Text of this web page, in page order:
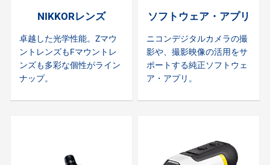
NIKKORレンズ
卓越した光学性能。Zマウ
ントレンズもFマウントレ
ンズも多彩な個性がライン
ナップ。
ソフトウェア・アプリ
ニコンデジタルカメラの撮
影や、撮影映像の活用をサ
ポートする純正ソフトウェ
ア・アプリ。